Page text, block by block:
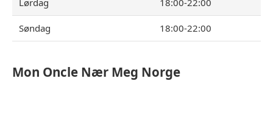
Lørdag 18:00-22:00
Søndag 18:00-22:00
Mon Oncle Nær Meg Norge